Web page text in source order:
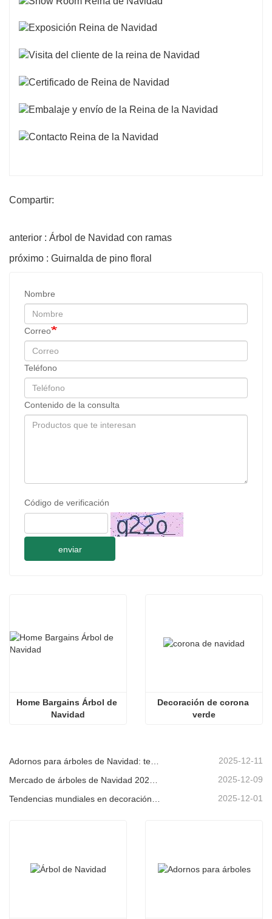
Compartir:
anterior : Árbol de Navidad con ramas
próximo : Guirnalda de pino floral
Nombre
Correo
Teléfono
Contenido de la consulta
Código de verificación
enviar
Home Bargains Árbol de
Navidad
Decoración de corona
verde
2025-12-11
2025-12-09
Tendencias mundiales en decoración navideña y por qué Christmas Queen sigue liderando el mercado 2025-12-01